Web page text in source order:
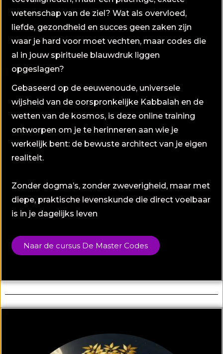
wetenschap van de ziel? Wat als overvloed,
liefde, gezondheid en succes geen zaken zijn
waar je hard voor moet vechten, maar codes die
al in jouw spirituele blauwdruk liggen
opgeslagen?
Gebaseerd op de eeuwenoude, universele
wijsheid van de oorspronkelijke Kabbalah en de
wetten van de kosmos, is deze online training
ontworpen om je te herinneren aan wie je
werkelijk bent: de bewuste architect van je eigen
realiteit.
Zonder dogma’s, zonder zweverigheid, maar met
diepe, praktische levenskunde die direct voelbaar
is in je dagelijks leven
Naar de cursus De Master Codes